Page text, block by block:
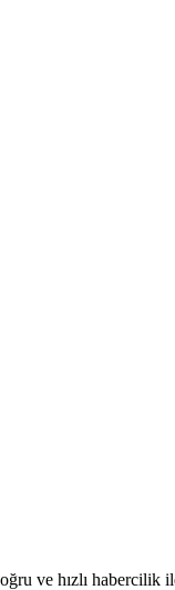
ve hızlı habercilik